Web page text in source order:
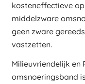
kosteneffectieve
middelzware
geen zware
vastzetten.
Milieuvriendelijk en
omsnoeringsband